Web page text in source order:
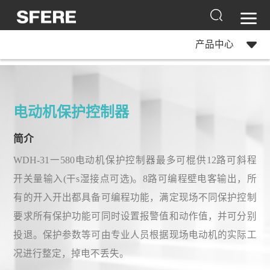
产品中心
电动机保护控制器
简介
WDH-31一580电动机保护控制器最多可棍供12路可斜程
开关量输入(干s湿接点可选)。8路可编程壁电客输出，所
有的开入开出都具备可编程功能，满定现场不同保护控制
要求所有保护功能可同时设置报警值和动作值，并可分别
投退。保护参数等可由专业人员根据现场电动机的实际工
况进行整定，掉电不丢失。